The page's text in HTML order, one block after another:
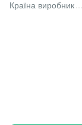
Країна виробник